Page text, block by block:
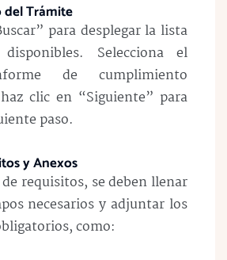
del Trámite
para desplegar la lista
Selecciona el
de cumplimiento
clic en “Siguiente” para
paso.
y Anexos
requisitos, se deben llenar
necesarios y adjuntar los
como: